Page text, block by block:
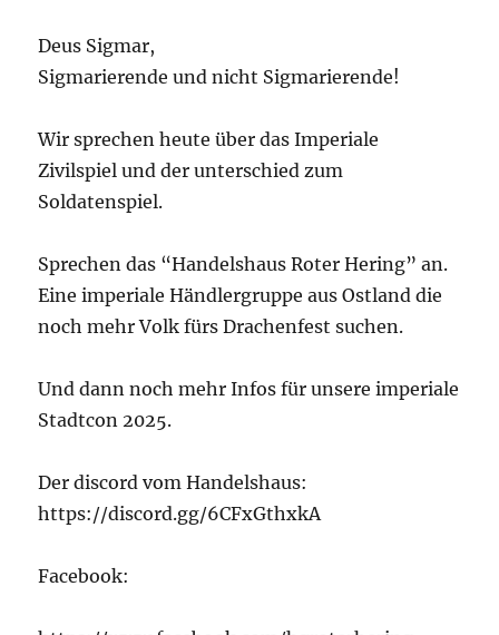
Deus Sigmar,
Sigmarierende und nicht Sigmarierende!
Wir sprechen heute über das Imperiale
Zivilspiel und der unterschied zum
Soldatenspiel.
Sprechen das “Handelshaus Roter Hering” an.
Eine imperiale Händlergruppe aus Ostland die
noch mehr Volk fürs Drachenfest suchen.
Und dann noch mehr Infos für unsere imperiale
Stadtcon 2025.
Der discord vom Handelshaus:
https://discord.gg/6CFxGthxkA
Facebook: